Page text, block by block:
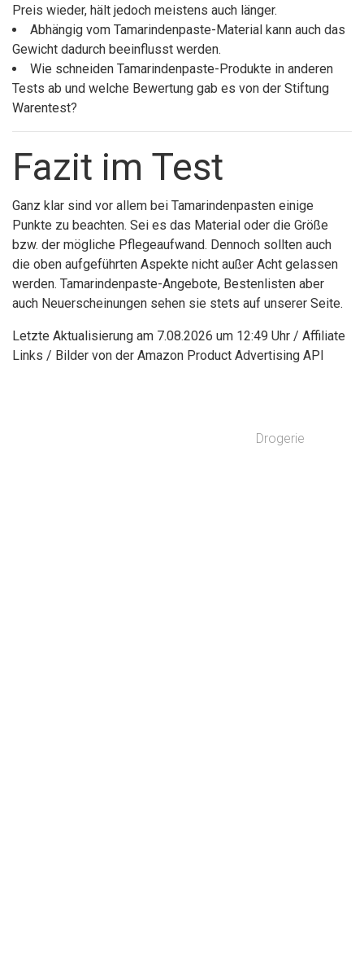
Preis wieder, hält jedoch meistens auch länger.
Abhängig vom Tamarindenpaste-Material kann auch das
Gewicht dadurch beeinflusst werden.
Wie schneiden Tamarindenpaste-Produkte in anderen
Tests ab und welche Bewertung gab es von der Stiftung
Warentest?
Fazit im Test
Ganz klar sind vor allem bei Tamarindenpasten einige
Punkte zu beachten. Sei es das Material oder die Größe
bzw. der mögliche Pflegeaufwand. Dennoch sollten auch
die oben aufgeführten Aspekte nicht außer Acht gelassen
werden. Tamarindenpaste-Angebote, Bestenlisten aber
auch Neuerscheinungen sehen sie stets auf unserer Seite.
Letzte Aktualisierung am 7.08.2026 um 12:49 Uhr / Affiliate
Links / Bilder von der Amazon Product Advertising API
Drogerie